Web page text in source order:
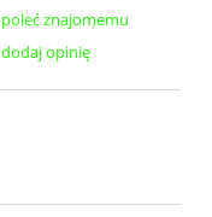
poleć znajomemu
dodaj opinię